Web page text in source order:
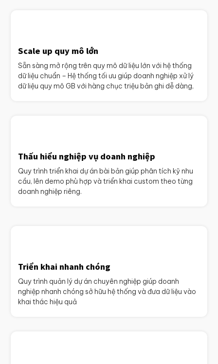
Scale up quy mô lớn
Sẵn sàng mở rộng trên quy mô dữ liệu lớn với hệ thống
dữ liệu chuẩn – Hệ thống tối ưu giúp doanh nghiệp xử lý
dữ liệu quy mô GB với hàng chục triệu bản ghi dễ dàng,
Thấu hiểu nghiệp vụ doanh nghiệp
Quy trình triển khai dự án bài bản giúp phân tích kỹ nhu
cầu, lên demo phù hợp và triển khai custom theo từng
doanh nghiệp riêng.
Triển khai nhanh chóng
Quy trình quản lý dự án chuyên nghiệp giúp doanh
nghiệp nhanh chóng sở hữu hệ thống và đưa dữ liệu vào
khai thác hiệu quả